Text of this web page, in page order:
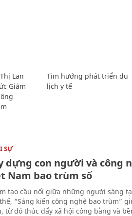
Lan
Giám
Tìm hướng phát triển du
lịch y tế
SỰ
dựng con người và công
Nam bao trùm số
tạo cầu nối giữa những người sáng
“Sáng kiến công nghệ bao trùm”
từ đó thúc đẩy xã hội công bằng và